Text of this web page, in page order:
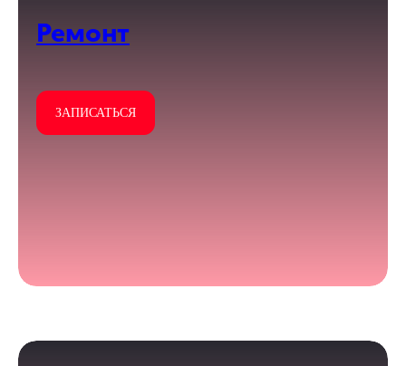
Ремонт
ЗАПИСАТЬСЯ